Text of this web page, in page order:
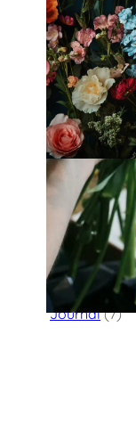
Fleurology
Flower
HK Florist
Journal(7)